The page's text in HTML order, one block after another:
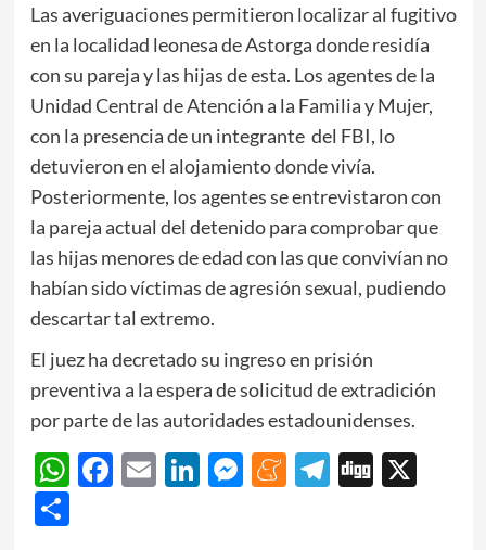
Las averiguaciones permitieron localizar al fugitivo
en la localidad leonesa de Astorga donde residía
con su pareja y las hijas de esta. Los agentes de la
Unidad Central de Atención a la Familia y Mujer,
con la presencia de un integrante del FBI, lo
detuvieron en el alojamiento donde vivía.
Posteriormente, los agentes se entrevistaron con
la pareja actual del detenido para comprobar que
las hijas menores de edad con las que convivían no
habían sido víctimas de agresión sexual, pudiendo
descartar tal extremo.
El juez ha decretado su ingreso en prisión
preventiva a la espera de solicitud de extradición
por parte de las autoridades estadounidenses.
WhatsApp
Facebook
EmailLinkedIn
Messenger
Meneame
Telegram
Digg
X
Share